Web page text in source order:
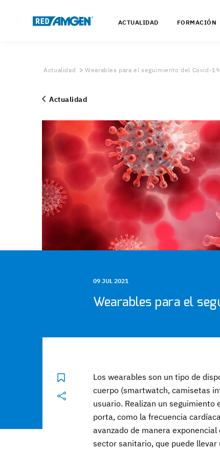
ACTUALIDAD FORMACIÓN
Actualidad Wearables para el seguimiento del Covid-19
Actualidad
09 JUL 2021
Wearables para el
Los wearables son un tipo de
cuerpo (smartwatch, camisetas
usuario. Realizan un
porta, como la frecuencia
avanzado de manera
sector sanitario, que puede